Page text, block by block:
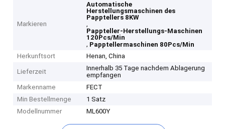
Markieren
Automatische
Herstellungsmaschinen des
Papptellers 8KW
,
Pappteller-Herstellungs-Maschinen
120Pcs/Min
, Papptellermaschinen 80Pcs/Min
Herkunftsort
Henan, China
Lieferzeit
Innerhalb 35 Tage nachdem Ablagerung
empfangen
Markenname
FECT
Min Bestellmenge
1 Satz
Modellnummer
ML600Y